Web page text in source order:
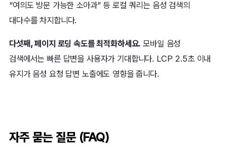
“여의도 방문 가능한 소아과” 등 로컬 쿼리는 음성 검색의
대다수를 차지합니다.
다섯째, 페이지 로딩 속도를 최적화하세요. 모바일 음성
검색에서는 빠른 답변을 사용자가 기대합니다. LCP 2.5초 이내
유지가 음성 요청 답변 노출에도 영향을 줍니다.
자주 묻는 질문 (FAQ)